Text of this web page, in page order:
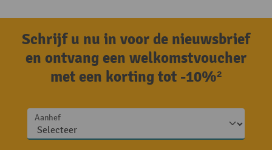
Schrijf u nu in voor de nieuwsbrief
en ontvang een welkomstvoucher
met een korting tot -10%²
Aanhef